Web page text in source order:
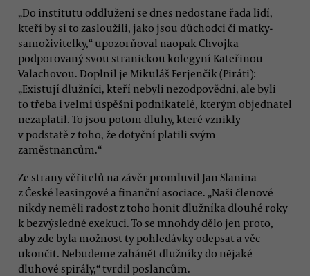
„Do institutu oddlužení se dnes nedostane řada lidí,
kteří by si to zasloužili, jako jsou důchodci či matky-
samoživitelky,“ upozorňoval naopak Chvojka
podporovaný svou stranickou kolegyní Kateřinou
Valachovou. Doplnil je Mikuláš Ferjenčík (Piráti):
„Existují dlužníci, kteří nebyli nezodpovědní, ale byli
to třeba i velmi úspěšní podnikatelé, kterým objednatel
nezaplatil. To jsou potom dluhy, které vznikly
v podstatě z toho, že dotyční platili svým
zaměstnancům.“
Ze strany věřitelů na závěr promluvil Jan Slanina
z České leasingové a finanční asociace. „Naši členové
nikdy neměli radost z toho honit dlužníka dlouhé roky
k bezvýsledné exekuci. To se mnohdy dělo jen proto,
aby zde byla možnost ty pohledávky odepsat a věc
ukončit. Nebudeme zahánět dlužníky do nějaké
dluhové spirály,“ tvrdil poslancům.